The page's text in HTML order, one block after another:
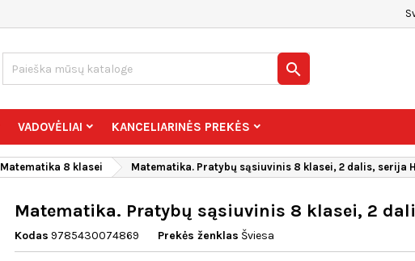

VADOVĖLIAI KANCELIARINĖS PREKĖS
Matematika 8 klasei Matematika. Pratybų sąsiuvinis 8 klasei, 2 dalis, serija
Matematika. Pratybų sąsiuvinis 8 klasei, 2
Kodas 9785430074869 Prekės ženklas Šviesa